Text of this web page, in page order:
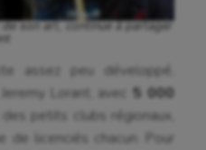
de son art, continue à partager
assez peu développé,
Lorant, avec
5 000
petits clubs régionaux,
de licenciés chacun. Pour